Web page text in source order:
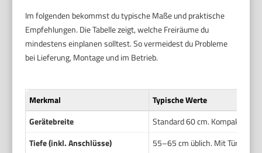
Im folgenden bekommst du typische Maße und praktische
Empfehlungen. Die Tabelle zeigt, welche Freiräume du
mindestens einplanen solltest. So vermeidest du Probleme
bei Lieferung, Montage und im Betrieb.
Merkmal
Typische Werte
Gerätebreite
Standard 60 cm. Kompakte
Tiefe (inkl. Anschlüsse)
55–65 cm üblich. Mit Tür oft